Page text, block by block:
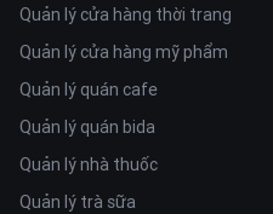
Quản lý cửa hàng thời trang
Quản lý cửa hàng mỹ phẩm
Quản lý quán cafe
Quản lý quán bida
Quản lý nhà thuốc
Quản lý trà sữa